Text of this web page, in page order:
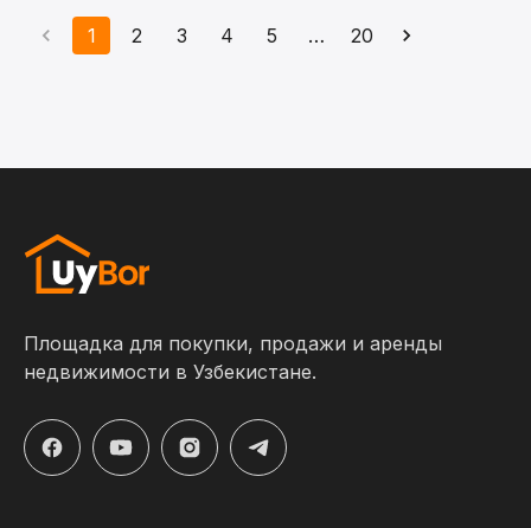
1 2 3 4 5 … 20
Площадка для покупки, продажи и аренды
недвижимости в Узбекистане.